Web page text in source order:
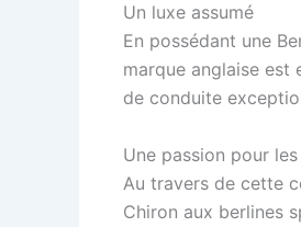
Un luxe assumé
En possédant une
marque anglaise
de conduite
Une passion pour
Au travers de cette
Chiron aux berlines